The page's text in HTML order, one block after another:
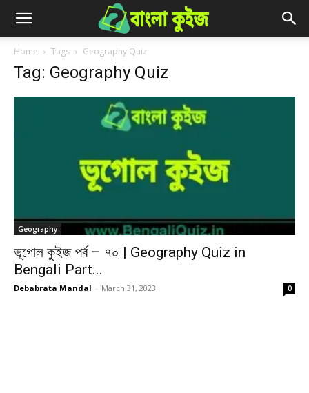
Home Tags Geography Quiz
Tag: Geography Quiz
Geography
ভূগোল কুইজ পর্ব – ৭০ | Geography Quiz in
Bengali Part...
Debabrata Mandal - March 31, 2023 0